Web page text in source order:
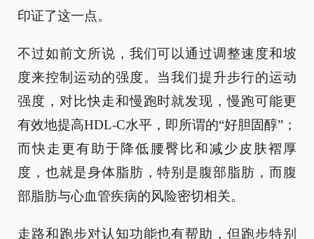
印证了这一点。
不过如前文所说，我们可以通过调整速度和坡
度来控制运动的强度。当我们提升步行的运动
强度，对比快走和慢跑时就发现，慢跑可能更
有效地提高HDL-C水平，即所谓的“好胆固醇”；
而快走更有助于降低腰臀比和减少皮肤褶厚
度，也就是身体脂肪，特别是腹部脂肪，而腹
部脂肪与心血管疾病的风险密切相关。
走路和跑步对认知功能也有帮助，但跑步特别